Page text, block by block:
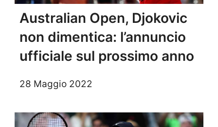
Australian Open, Djokovic
non dimentica: l’annuncio
ufficiale sul prossimo anno
28 Maggio 2022